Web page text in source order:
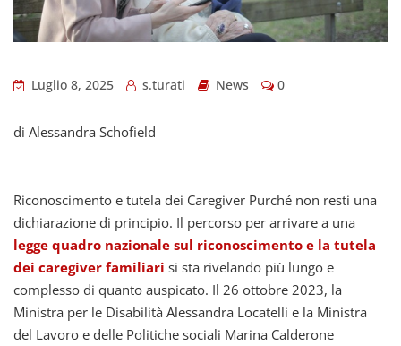
Luglio 8, 2025 s.turati News 0
di Alessandra Schofield
Riconoscimento e tutela dei Caregiver Purché non resti una
dichiarazione di principio. Il percorso per arrivare a una
legge quadro nazionale sul riconoscimento e la tutela
dei caregiver familiari si sta rivelando più lungo e
complesso di quanto auspicato. Il 26 ottobre 2023, la
Ministra per le Disabilità Alessandra Locatelli e la Ministra
del Lavoro e delle Politiche sociali Marina Calderone